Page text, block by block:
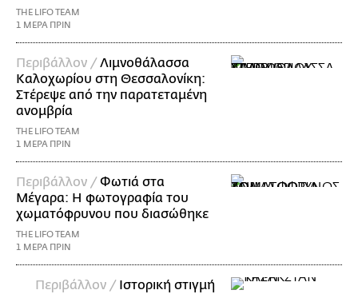
THE LIFO TEAM
1 ΜΕΡΑ ΠΡΙΝ
Περιβάλλον /Λιμνοθάλασσα
Καλοχωρίου στη Θεσσαλονίκη:
Στέρεψε από την παρατεταμένη
ανομβρία
THE LIFO TEAM
1 ΜΕΡΑ ΠΡΙΝ
Περιβάλλον /Φωτιά στα
Μέγαρα: Η φωτογραφία του
χωματόφρυνου που διασώθηκε
THE LIFO TEAM
1 ΜΕΡΑ ΠΡΙΝ
Περιβάλλον / Ιστορική στιγμή